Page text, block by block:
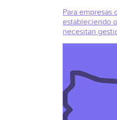
Para empresas
estableciendo
necesitan